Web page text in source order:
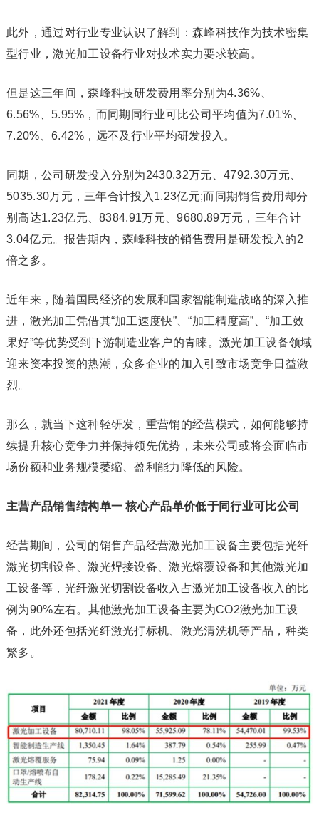
此外，通过对行业专业认识了解到：森峰科技作为技术密集
型行业，激光加工设备行业对技术实力要求较高。
但是这三年间，森峰科技研发费用率分别为4.36%、
6.56%、5.95%，而同期同行业可比公司平均值为7.01%、
7.20%、6.42%，远不及行业平均研发投入。
同期，公司研发投入分别为2430.32万元、4792.30万元、
5035.30万元，三年合计投入1.23亿元;而同期销售费用却分
别高达1.23亿元、8384.91万元、9680.89万元，三年合计
3.04亿元。报告期内，森峰科技的销售费用是研发投入的2
倍之多。
近年来，随着国民经济的发展和国家智能制造战略的深入推
进，激光加工凭借其“加工速度快”、“加工精度高”、“加工效
果好”等优势受到下游制造业客户的青睐。激光加工设备领域
迎来资本投资的热潮，众多企业的加入引致市场竞争日益激
烈。
那么，就当下这种轻研发，重营销的经营模式，如何能够持
续提升核心竞争力并保持领先优势，未来公司或将会面临市
场份额和业务规模萎缩、盈利能力降低的风险。
主营产品销售结构单一 核心产品单价低于同行业可比公司
经营期间，公司的销售产品经营激光加工设备主要包括光纤
激光切割设备、激光焊接设备、激光熔覆设备和其他激光加
工设备等，光纤激光切割设备收入占激光加工设备收入的比
例为90%左右。其他激光加工设备主要为CO2激光加工设
备，此外还包括光纤激光打标机、激光清洗机等产品，种类
繁多。